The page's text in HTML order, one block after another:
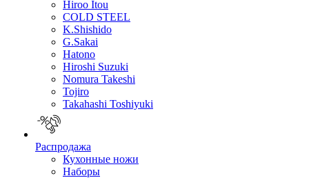
Hiroo Itou
COLD STEEL
K.Shishido
G.Sakai
Hatono
Hiroshi Suzuki
Nomura Takeshi
Tojiro
Takahashi Toshiyuki
Распродажа
Кухонные ножи
Наборы